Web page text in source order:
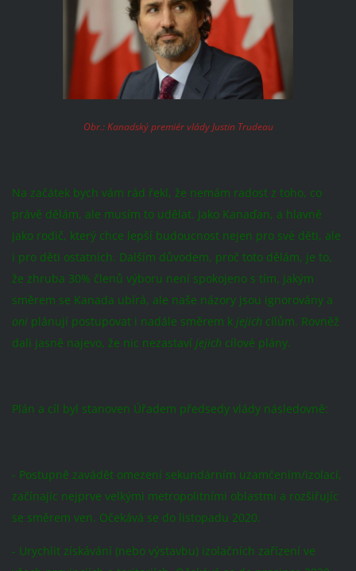
Obr.: Kanadský premiér vlády Justin Trudeau
Na začátek bych vám rád řekl, že nemám radost z toho, co
právě dělám, ale musím to udělat. Jako Kanaďan, a hlavně
jako rodič, který chce lepší budoucnost nejen pro své děti, ale
i pro děti ostatních. Dalším důvodem, proč toto dělám, je to,
že zhruba 30% členů výboru není spokojeno s tím, jakým
směrem se Kanada ubírá, ale naše názory jsou ignorovány a
oniplánují postupovat i nadále směrem k jejich cílům. Rovněž
dali jasně najevo, že nic nezastaví jejich cílové plány.
Plán a cíl byl stanoven Úřadem předsedy vlády následovně:
- Postupně zavádět omezení sekundárním uzamčením/izolací,
začínajíc nejprve velkými metropolitními oblastmi a rozšiřujíc
se směrem ven. Očekává se do listopadu 2020.
- Urychlit získávání (nebo výstavbu) izolačních zařízení ve